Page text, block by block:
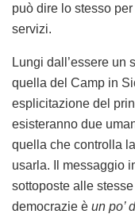
può dire lo stesso
servizi.
Lungi dall’essere un
quella del Camp in
esplicitazione del
esisteranno due
quella che controlla
usarla. Il messaggio
sottoposte alle
democrazie è un po’